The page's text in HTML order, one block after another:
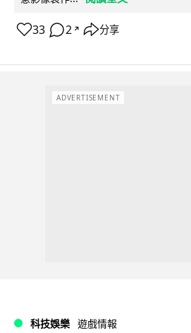
33 2 ↗ 分享
ADVERTISEMENT
科技娛樂 遊戲情報